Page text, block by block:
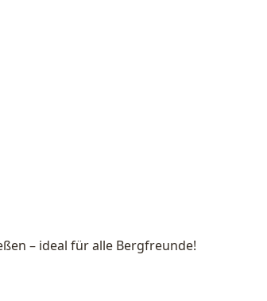
– ideal für alle Bergfreunde!